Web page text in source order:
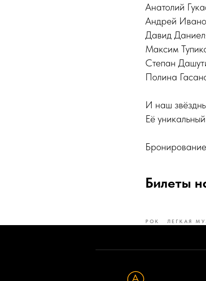
Анатолий
Андрей
Давид
Максим
Степан
Полина
И наш
Её
Билеты
РОК ЛЕГКАЯ